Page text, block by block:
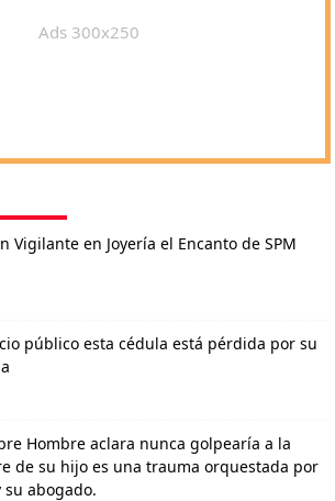
Ads 300x250
Vigilante en Joyería el Encanto de SPM
público esta cédula está pérdida por su
Hombre aclara nunca golpearía a la
de su hijo es una trauma orquestada por
su abogado.